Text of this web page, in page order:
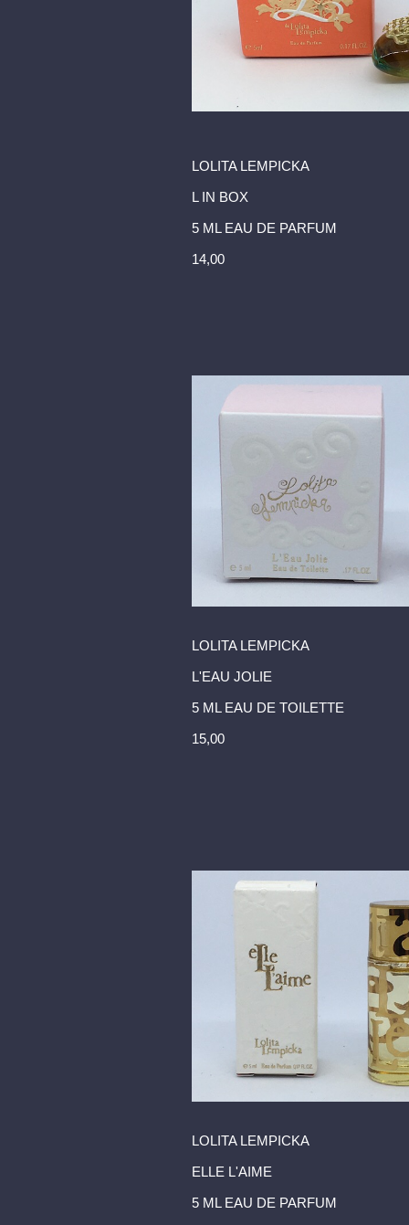
LOLITA LEMPICKA
L IN BOX
5 ML EAU DE PARFUM
14,00
LOLITA LEMPICKA
L'EAU JOLIE
5 ML EAU DE TOILETTE
15,00
LOLITA LEMPICKA
ELLE L'AIME
5 ML EAU DE PARFUM